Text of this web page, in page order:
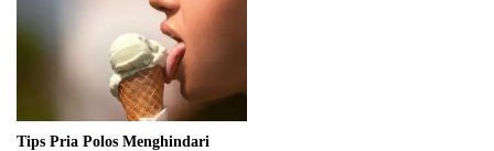
Tips Pria Polos Menghindari